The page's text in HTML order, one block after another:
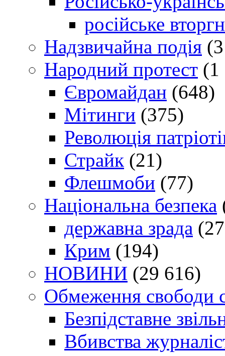
російське
Надзвичайна подія
Народний протест (1
Євромайдан (648)
Мітинги (375)
Революція
Страйк (21)
Флешмоби (77)
Національна безпека
державна зрада
Крим (194)
НОВИНИ (29 616)
Обмеження свободи
Безпідставне
Вбивства